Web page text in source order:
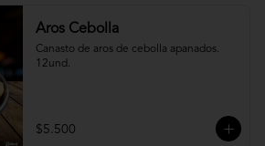
Aros Cebolla
Canasto de aros de cebolla apanados.
12und.
$5.500